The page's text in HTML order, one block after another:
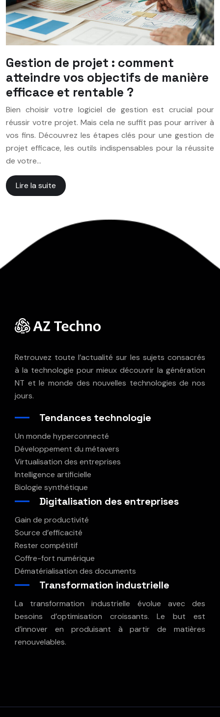
Gestion de projet : comment
atteindre vos objectifs de manière
efficace et rentable ?
Bien choisir votre logiciel de gestion est crucial pour
réussir votre projet. Mais cela ne suffit pas pour arriver à
vos fins. Découvrez les étapes clés pour une gestion de
projet efficace, les outils indispensables pour la réussite
de votre…
Lire la suite
Retrouvez toute l’actualité sur les sujets consacrés
à la technologie pour mieux découvrir la génération
NT et le monde des nouvelles technologies de nos
jours.
Tendances technologie
Un monde hyperconnecté
Développement du métavers
Virtualisation des entreprises
Intelligence artificielle
Biologie synthétique
Digitalisation des entreprises
Gain de productivité
Source d’efficacité
Rester compétitif
Coffre-fort numérique
Dématérialisation des documents
Transformation industrielle
La transformation industrielle évolue avec des
besoins d’optimisation croissants. Le but est
d’innover en produisant à partir de matières
renouvelables.